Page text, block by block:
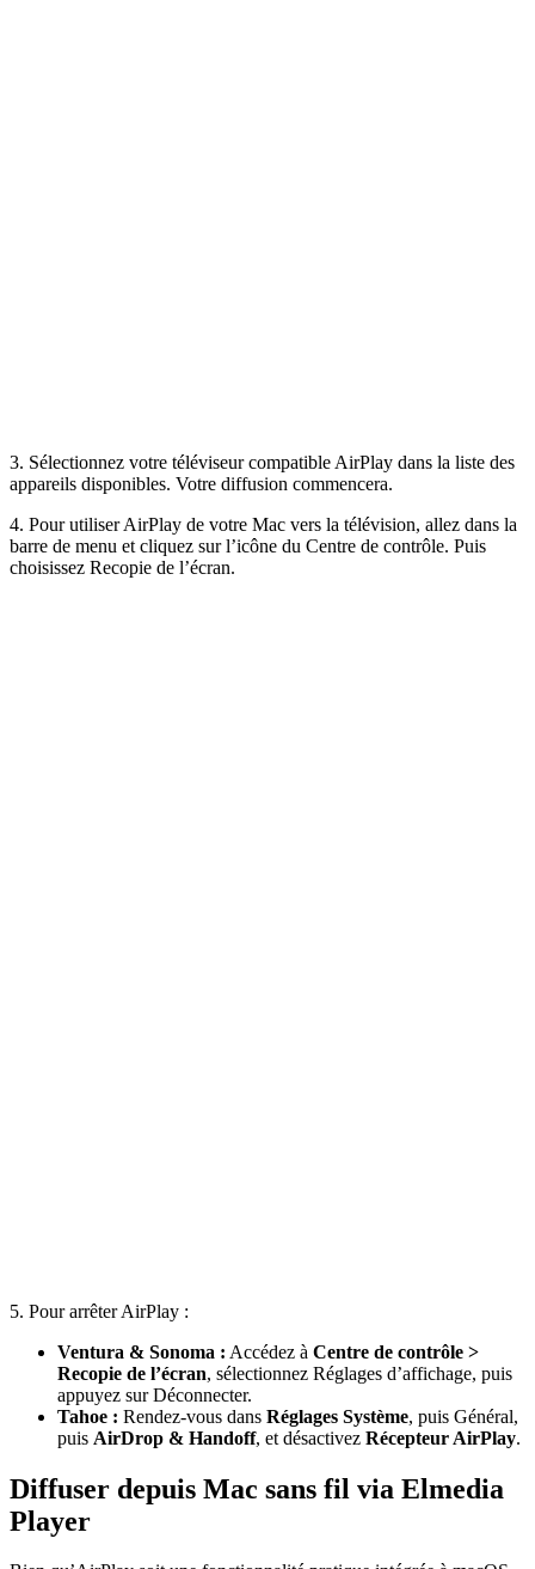
3. Sélectionnez votre téléviseur compatible AirPlay dans la liste des
appareils disponibles. Votre diffusion commencera.
4. Pour utiliser AirPlay de votre Mac vers la télévision, allez dans la
barre de menu et cliquez sur l’icône du Centre de contrôle. Puis
choisissez Recopie de l’écran.
5. Pour arrêter AirPlay :
Ventura & Sonoma : Accédez à Centre de contrôle >
Recopie de l’écran, sélectionnez Réglages d’affichage, puis
appuyez sur Déconnecter.
Tahoe : Rendez-vous dans Réglages Système, puis Général,
puis AirDrop & Handoff, et désactivez Récepteur AirPlay.
Diffuser depuis Mac sans fil via Elmedia
Player